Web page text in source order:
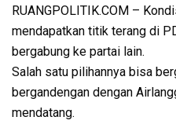
RUANGPOLITIK.COM –
mendapatkan titik terang di
bergabung ke partai lain.
Salah satu pilihannya bisa
bergandengan dengan
mendatang.